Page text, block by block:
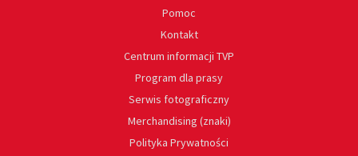
Pomoc
Kontakt
Centrum informacji TVP
Program dla prasy
Serwis fotograficzny
Merchandising (znaki)
Polityka Prywatności